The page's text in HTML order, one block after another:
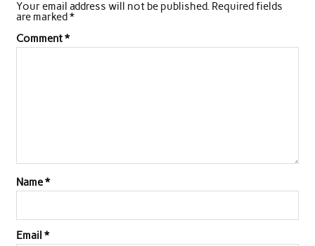
b
o
t
e
r
s
p
e
I
l e
Your email address will not be published. Required fields
are marked *
Comment*
Name*
Email *